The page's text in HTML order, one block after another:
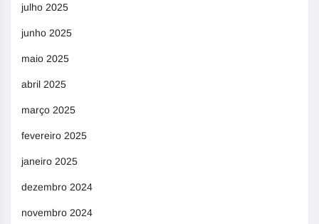
julho 2025
junho 2025
maio 2025
abril 2025
março 2025
fevereiro 2025
janeiro 2025
dezembro 2024
novembro 2024